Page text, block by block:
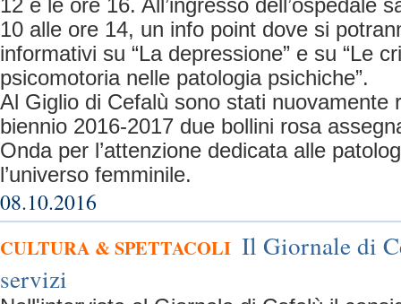
12 e le ore 16. All’ingresso dell’ospedale
10 alle ore 14, un info point dove si
informativi su “La depressione” e su “Le
psicomotoria nelle patologia psichiche”.
Al Giglio di Cefalù sono stati nuovamente
biennio 2016-2017 due bollini rosa
Onda per l’attenzione dedicata alle
l’universo femminile.
08.10.2016
CULTURA & SPETTACOLI Il Giornale di
servizi